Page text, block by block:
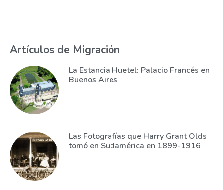
Artículos de Migración
La Estancia Huetel: Palacio Francés en
Buenos Aires
Las Fotografías que Harry Grant Olds
tomó en Sudamérica en 1899-1916